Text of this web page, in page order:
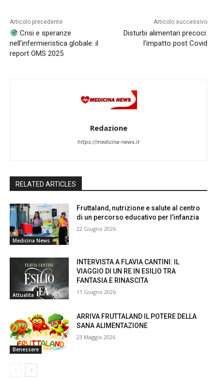
Articolo precedente
Crisi e speranze
nell’infermieristica globale: il
report OMS 2025
Articolo successivo
Disturbi alimentari precoci:
l’impatto post Covid
Redazione
https://medicina-news.it
RELATED ARTICLES
Medicina News
Fruttaland, nutrizione e salute al centro
di un percorso educativo per l’infanzia
22 Giugno 2026
Attualita
INTERVISTA A FLAVIA CANTINI: IL
VIAGGIO DI UN RE IN ESILIO TRA
FANTASIA E RINASCITA
11 Giugno 2026
Benessere
ARRIVA FRUTTALAND IL POTERE DELLA
SANA ALIMENTAZIONE
23 Maggio 2026